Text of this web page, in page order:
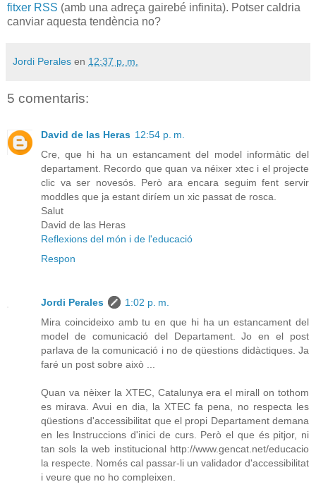
fitxer RSS (amb una adreça gairebé infinita). Potser caldria
canviar aquesta tendència no?
Jordi Perales en 12:37 p. m.
5 comentaris:
David de las Heras 12:54 p. m.
Cre, que hi ha un estancament del model informàtic del
departament. Recordo que quan va néixer xtec i el projecte
clic va ser novesós. Però ara encara seguim fent servir
moddles que ja estant diríem un xic passat de rosca.
Salut
David de las Heras
Reflexions del món i de l'educació
Respon
Jordi Perales
1:02 p. m.
Mira coincideixo amb tu en que hi ha un estancament del
model de comunicació del Departament. Jo en el post
parlava de la comunicació i no de qüestions didàctiques. Ja
faré un post sobre això ...
Quan va nèixer la XTEC, Catalunya era el mirall on tothom
es mirava. Avui en dia, la XTEC fa pena, no respecta les
qüestions d'accessibilitat que el propi Departament demana
en les Instruccions d'inici de curs. Però el que és pitjor, ni
tan sols la web institucional http://www.gencat.net/educacio
la respecte. Només cal passar-li un validador d'accessibilitat
i veure que no ho compleixen.